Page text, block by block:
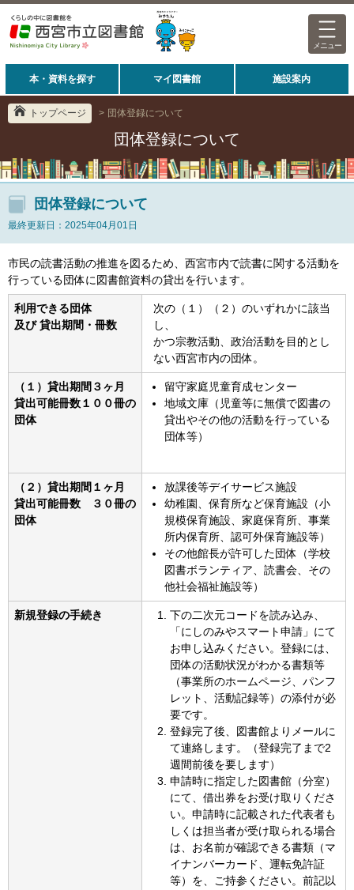
メニュー
本・資料を探す マイ図書館 施設案内
トップページ > 団体登録について
団体登録について
団体登録について
最終更新日：2025年04月01日
市民の読書活動の推進を図るため、西宮市内で読書に関する活動を
行っている団体に図書館資料の貸出を行います。
利用できる団体
及び 貸出期間・冊数
次の（１）（２）のいずれかに該当
し、
かつ宗教活動、政治活動を目的とし
ない西宮市内の団体。
（１）貸出期間３ヶ月
貸出可能冊数１００冊の
団体
留守家庭児童育成センター
地域文庫（児童等に無償で図書の
貸出やその他の活動を行っている
団体等）
（２）貸出期間１ヶ月
貸出可能冊数 ３０冊の
団体
放課後等デイサービス施設
幼稚園、保育所など保育施設（小
規模保育施設、家庭保育所、事業
所内保育所、認可外保育施設等）
その他館長が許可した団体（学校
図書ボランティア、読書会、その
他社会福祉施設等）
新規登録の手続き
下の二次元コードを読み込み、
「にしのみやスマート申請」にて
お申し込みください。登録には、
団体の活動状況がわかる書類等
（事業所のホームページ、パンフ
レット、活動記録等）の添付が必
要です。
登録完了後、図書館よりメールに
て連絡します。（登録完了まで2
週間前後を要します）
申請時に指定した図書館（分室）
にて、借出券をお受け取りくださ
い。申請時に記載された代表者も
しくは担当者が受け取られる場合
は、お名前が確認できる書類（マ
イナンバーカード、運転免許証
等）を、ご持参ください。前記以